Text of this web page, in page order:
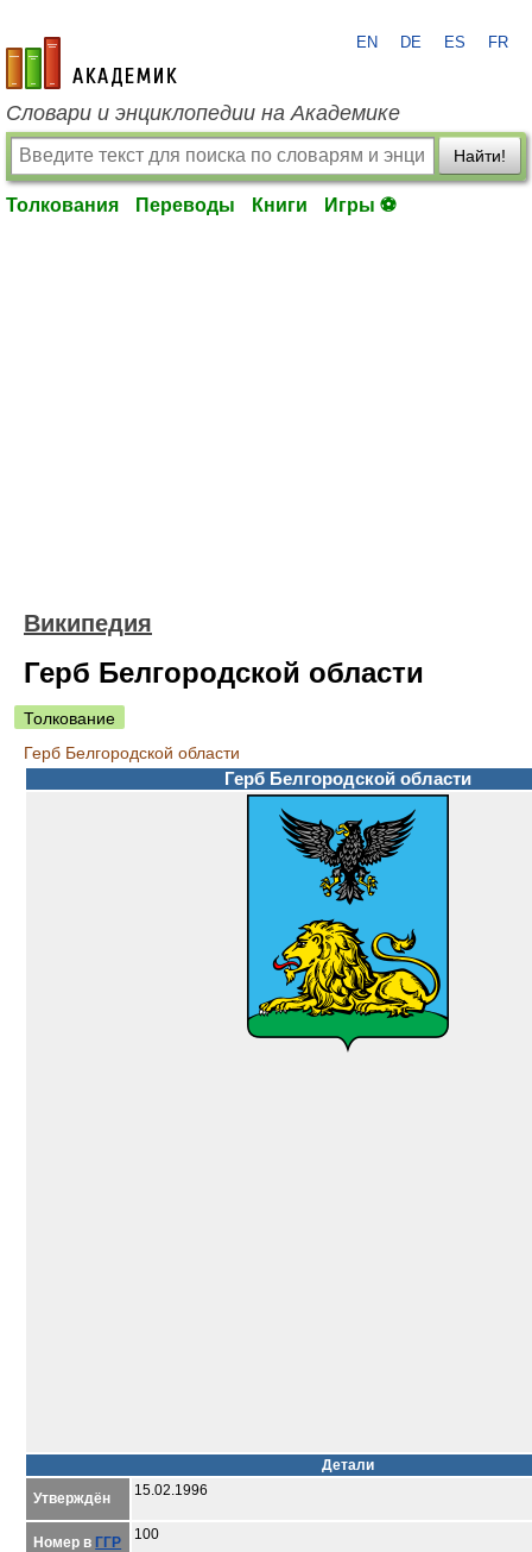
academic.ru
EN DE ES FR
Словари и энциклопедии на Академике
Найти!
Толкования Переводы Книги Игры ⚽
Википедия
Герб Белгородской области
Толкование
Герб Белгородской области
Герб Белгородской области
Детали
Утверждён
15.02.1996
Номер в ГГР 100